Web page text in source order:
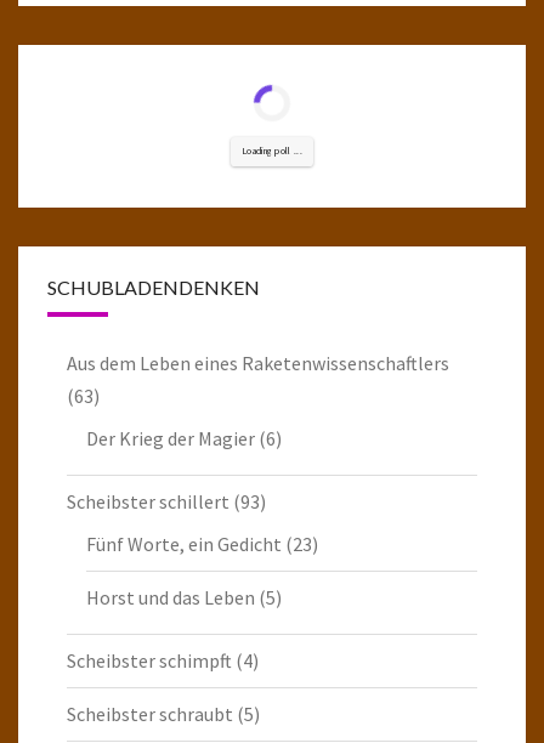
Loading poll ...
SCHUBLADENDENKEN
Aus dem Leben eines Raketenwissenschaftlers
(63)
Der Krieg der Magier (6)
Scheibster schillert (93)
Fünf Worte, ein Gedicht (23)
Horst und das Leben (5)
Scheibster schimpft (4)
Scheibster schraubt (5)